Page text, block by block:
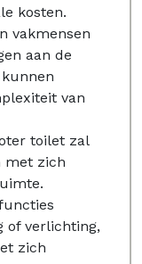
kosten.
vakmensen
aan de
van
toilet zal
met zich
of verlichting,
zich